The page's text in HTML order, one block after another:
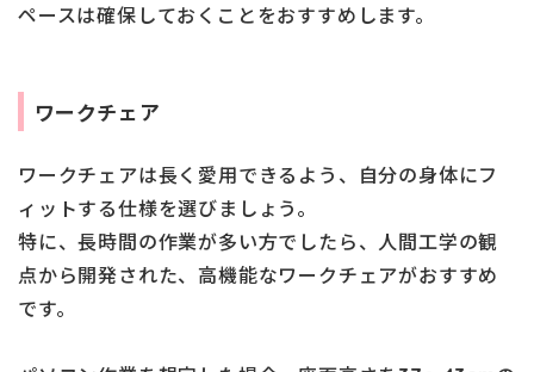
ペースは確保しておくことをおすすめします。
ワークチェア
ワークチェアは長く愛用できるよう、自分の身体にフ
ィットする仕様を選びましょう。
特に、長時間の作業が多い方でしたら、人間工学の観
点から開発された、高機能なワークチェアがおすすめ
です。